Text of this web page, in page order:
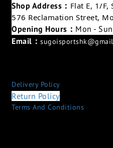
Shop Address： Flat E, 1/F,
576 Reclamation Street,
Opening Hours： Mon -
Email：
Delivery Policy
Return Policy
Terms And Conditions